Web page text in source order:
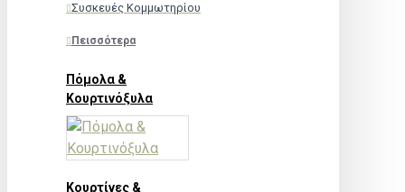
Συσκευές Κομμωτηρίου
Πεισσότερα
Πόμολα &
Κουρτινόξυλα
Κουρτίνες &